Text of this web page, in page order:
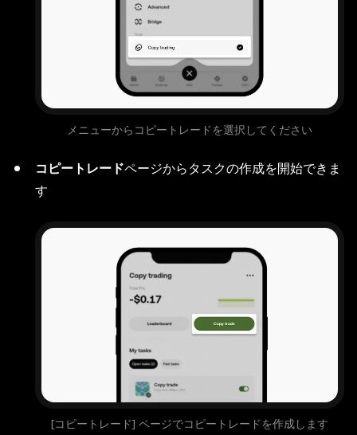
メニューからコピートレードを選択してください
コピートレードページからタスクの作成を開始できま
す
[コピートレード] ページでコピートレードを作成します